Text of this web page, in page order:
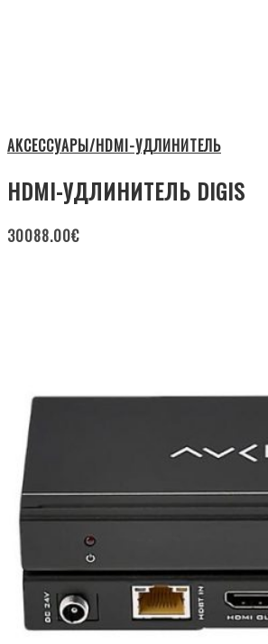
АКСЕССУАРЫ/HDMI-УДЛИНИТЕЛЬ
HDMI-УДЛИНИТЕЛЬ DIGIS
30088.00€